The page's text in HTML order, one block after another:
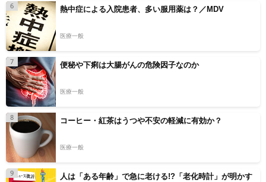
6 熱中症による入院患者、多い服用薬は？／MDV
医療一般
7 便秘や下痢は大腸がんの危険因子なのか
医療一般
8 コーヒー・紅茶はうつや不安の軽減に有効か？
医療一般
9
人は「ある年齢」で急に老ける!?「老化時計」が明かす